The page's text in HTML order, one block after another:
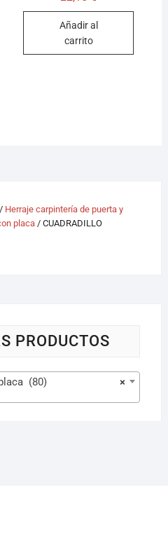
Añadir al
carrito
/ Herraje carpintería de puerta y
placa/ CUADRADILLO
PRODUCTOS
×
(80)